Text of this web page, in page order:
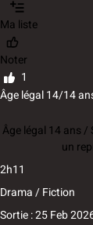
Ma liste
Noter
1
Âge légal 14/14
Âge légal 14 ans /
un
2h11
Drama / Fiction
Sortie : 25 Feb